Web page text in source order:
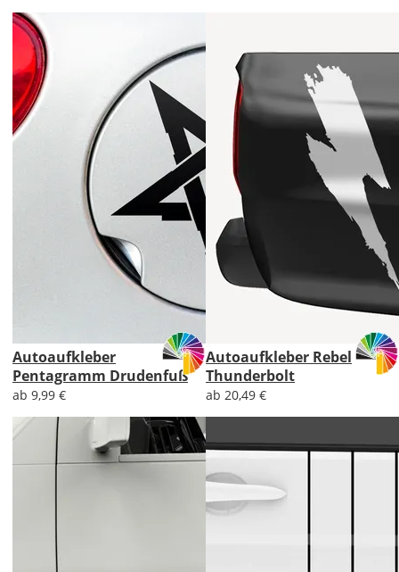
Autoaufkleber
Pentagramm Drudenfuß
ab 9,99 €
Autoaufkleber Rebel
Thunderbolt
ab 20,49 €